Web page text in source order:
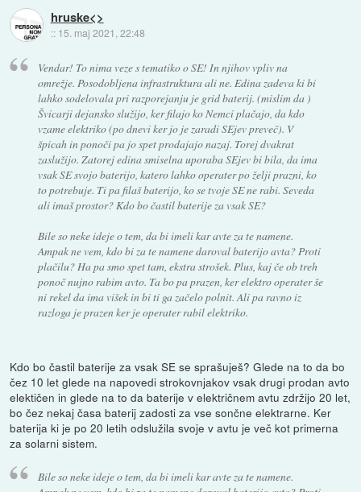
hruske<>
:: 15. maj 2021, 22:48
Vendar! To nima veze s tematiko o SE! In njihov vpliv na
omrežje. Posodobljena infrastruktura ali ne. Edina zadeva ki bi
lahko sodelovala pri razporejanju je grid baterij. (mislim da )
Švicarji dejansko služijo, ker filajo ko Nemci plačajo, da kdo
vzame elektriko (po dnevi ker jo je zaradi SEjev preveč). V
špicah in ponoči pa jo spet prodajajo nazaj. Torej dvakrat
zaslužijo. Zatorej edina smiselna uporaba SEjev bi bila, da ima
vsak SE svojo baterijo, katero lahko operater po želji prazni, ko
to potrebuje. Ti pa filaš baterijo, ko se tvoje SE ne rabi. Seveda
ali imaš prostor? Kdo bo častil baterije za vsak SE?
Bile so neke ideje o tem, da bi imeli kar avte za te namene.
Ampak ne vem, kdo bi za te namene daroval baterijo avta? Proti
plačilu? Ha pa smo spet tam, ekstra strošek. Plus, kaj če ob treh
ponoč nujno rabim avto. Ta bo pa prazen, ker elektro operater še
ni rekel da ima višek in bi ti ga začelo polnit. Ali pa ravno iz
razloga je prazen ker je operater rabil elektriko.
Kdo bo častil baterije za vsak SE se sprašuješ? Glede na to da bo
čez 10 let glede na napovedi strokovnjakov vsak drugi prodan avto
elektičen in glede na to da baterije v električnem avtu zdržijo 20 let,
bo čez nekaj časa baterij zadosti za vse sončne elektrarne. Ker
baterija ki je po 20 letih odslužila svoje v avtu je več kot primerna
za solarni sistem.
Bile so neke ideje o tem, da bi imeli kar avte za te namene.